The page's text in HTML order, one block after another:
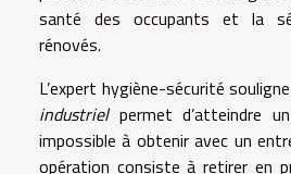
santé des occupants et la
rénovés.
L’expert hygiène-sécurité
industrielpermet d’atteindre
impossible à obtenir avec un
opération consiste à retirer en